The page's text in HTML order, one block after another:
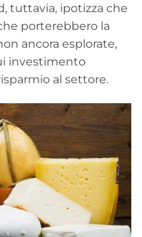
tuttavia, ipotizza che
porterebbero la
ancora esplorate,
investimento
al settore.